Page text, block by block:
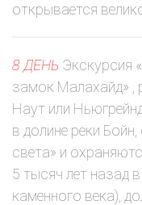
открывается
8 ДЕНЬ Экскурсия
замок Малахайд» ,
Наут или
в долине реки
света» и
5 тысяч лет назад
каменного века),